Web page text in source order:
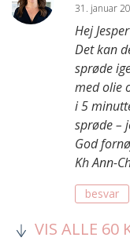
31. januar
Hej Jesper
Det kan
sprøde
med olie
i 5
sprøde –
God
Kh Ann-
besvar
VIS ALLE 60